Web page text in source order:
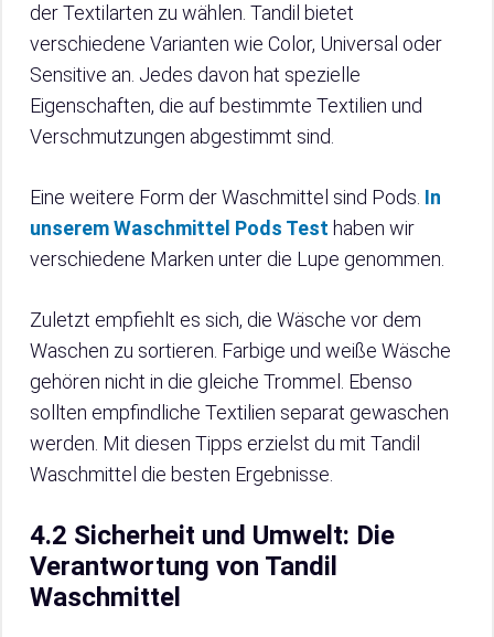
der Textilarten zu wählen. Tandil bietet
verschiedene Varianten wie Color, Universal oder
Sensitive an. Jedes davon hat spezielle
Eigenschaften, die auf bestimmte Textilien und
Verschmutzungen abgestimmt sind.
Eine weitere Form der Waschmittel sind Pods. In
unserem Waschmittel Pods Test haben wir
verschiedene Marken unter die Lupe genommen.
Zuletzt empfiehlt es sich, die Wäsche vor dem
Waschen zu sortieren. Farbige und weiße Wäsche
gehören nicht in die gleiche Trommel. Ebenso
sollten empfindliche Textilien separat gewaschen
werden. Mit diesen Tipps erzielst du mit Tandil
Waschmittel die besten Ergebnisse.
4.2 Sicherheit und Umwelt: Die
Verantwortung von Tandil
Waschmittel